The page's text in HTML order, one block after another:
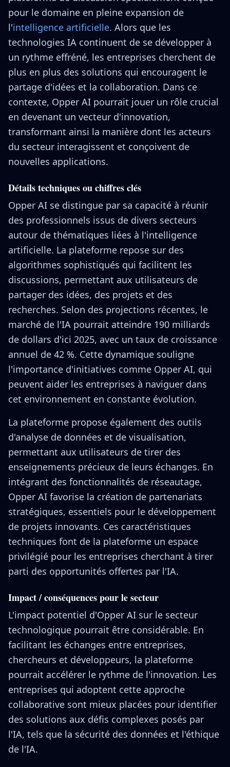
pour le domaine en pleine expansion de
l'intelligence artificielle. Alors que les
technologies IA continuent de se développer à
un rythme effréné, les entreprises cherchent de
plus en plus des solutions qui encouragent le
partage d'idées et la collaboration. Dans ce
contexte, Opper AI pourrait jouer un rôle crucial
en devenant un vecteur d'innovation,
transformant ainsi la manière dont les acteurs
du secteur interagissent et conçoivent de
nouvelles applications.
Détails techniques ou chiffres clés
Opper AI se distingue par sa capacité à réunir
des professionnels issus de divers secteurs
autour de thématiques liées à l'intelligence
artificielle. La plateforme repose sur des
algorithmes sophistiqués qui facilitent les
discussions, permettant aux utilisateurs de
partager des idées, des projets et des
recherches. Selon des projections récentes, le
marché de l'IA pourrait atteindre 190 milliards
de dollars d'ici 2025, avec un taux de croissance
annuel de 42 %. Cette dynamique souligne
l'importance d'initiatives comme Opper AI, qui
peuvent aider les entreprises à naviguer dans
cet environnement en constante évolution.
La plateforme propose également des outils
d'analyse de données et de visualisation,
permettant aux utilisateurs de tirer des
enseignements précieux de leurs échanges. En
intégrant des fonctionnalités de réseautage,
Opper AI favorise la création de partenariats
stratégiques, essentiels pour le développement
de projets innovants. Ces caractéristiques
techniques font de la plateforme un espace
privilégié pour les entreprises cherchant à tirer
parti des opportunités offertes par l'IA.
Impact / conséquences pour le secteur
L'impact potentiel d'Opper AI sur le secteur
technologique pourrait être considérable. En
facilitant les échanges entre entreprises,
chercheurs et développeurs, la plateforme
pourrait accélérer le rythme de l'innovation. Les
entreprises qui adoptent cette approche
collaborative sont mieux placées pour identifier
des solutions aux défis complexes posés par
l'IA, tels que la sécurité des données et l'éthique
de l'IA.